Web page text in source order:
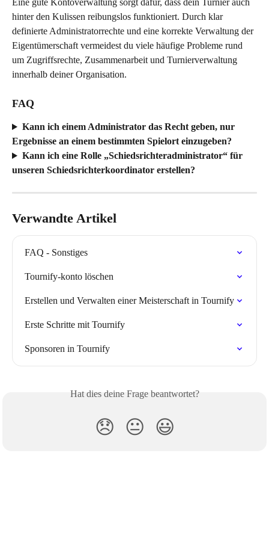
hinter den Kulissen reibungslos funktioniert. Durch klar
definierte Administratorrechte und eine korrekte Verwaltung der
Eigentümerschaft vermeidest du viele häufige Probleme rund
um Zugriffsrechte, Zusammenarbeit und Turnierverwaltung
innerhalb deiner Organisation.
FAQ
Kann ich einem Administrator das Recht geben, nur
Ergebnisse an einem bestimmten Spielort einzugeben?
Kann ich eine Rolle „Schiedsrichteradministrator“ für
unseren Schiedsrichterkoordinator erstellen?
Verwandte Artikel
FAQ - Sonstiges
Tournify-konto löschen
Erstellen und Verwalten einer Meisterschaft in Tournify
Erste Schritte mit Tournify
Sponsoren in Tournify
Hat dies deine Frage beantwortet?
😞 😐 😃